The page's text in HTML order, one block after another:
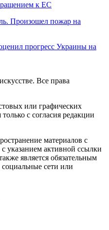
к ЕС
Произошел пожар на
прогресс Украины на
Все права
или графических
c согласия редакции
материалов с
указанием активной ссылки
является обязательным
сети или